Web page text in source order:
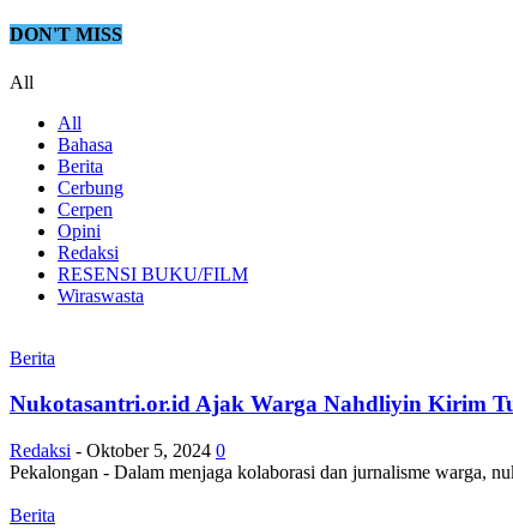
DON'T MISS
All
All
Bahasa
Berita
Cerbung
Cerpen
Opini
Redaksi
RESENSI BUKU/FILM
Wiraswasta
Berita
Nukotasantri.or.id Ajak Warga Nahdliyin Kirim
Redaksi - Oktober 5, 2024 0
Pekalongan - Dalam menjaga kolaborasi dan jurnalisme warga,
Berita